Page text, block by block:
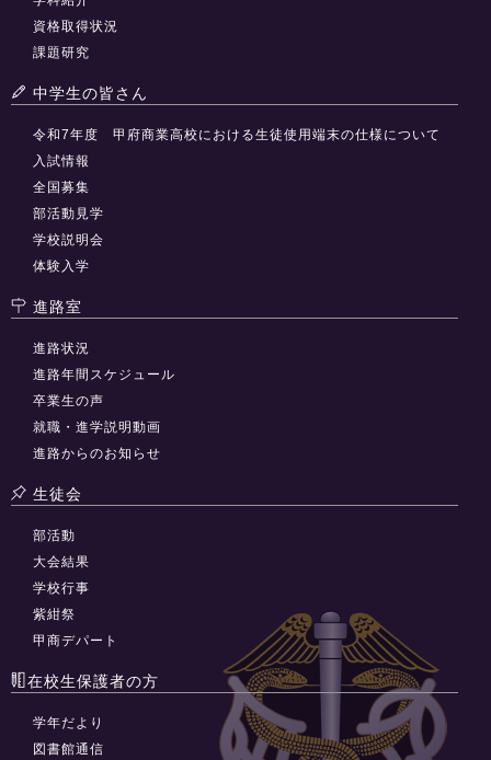
資格取得状況
課題研究
中学生の皆さん
令和7年度 甲府商業高校における生徒使用端末の仕様について
入試情報
全国募集
部活動見学
学校説明会
体験入学
進路室
進路状況
進路年間スケジュール
卒業生の声
就職・進学説明動画
進路からのお知らせ
生徒会
部活動
大会結果
学校行事
紫紺祭
甲商デパート
在校生保護者の方
学年だより
図書館通信